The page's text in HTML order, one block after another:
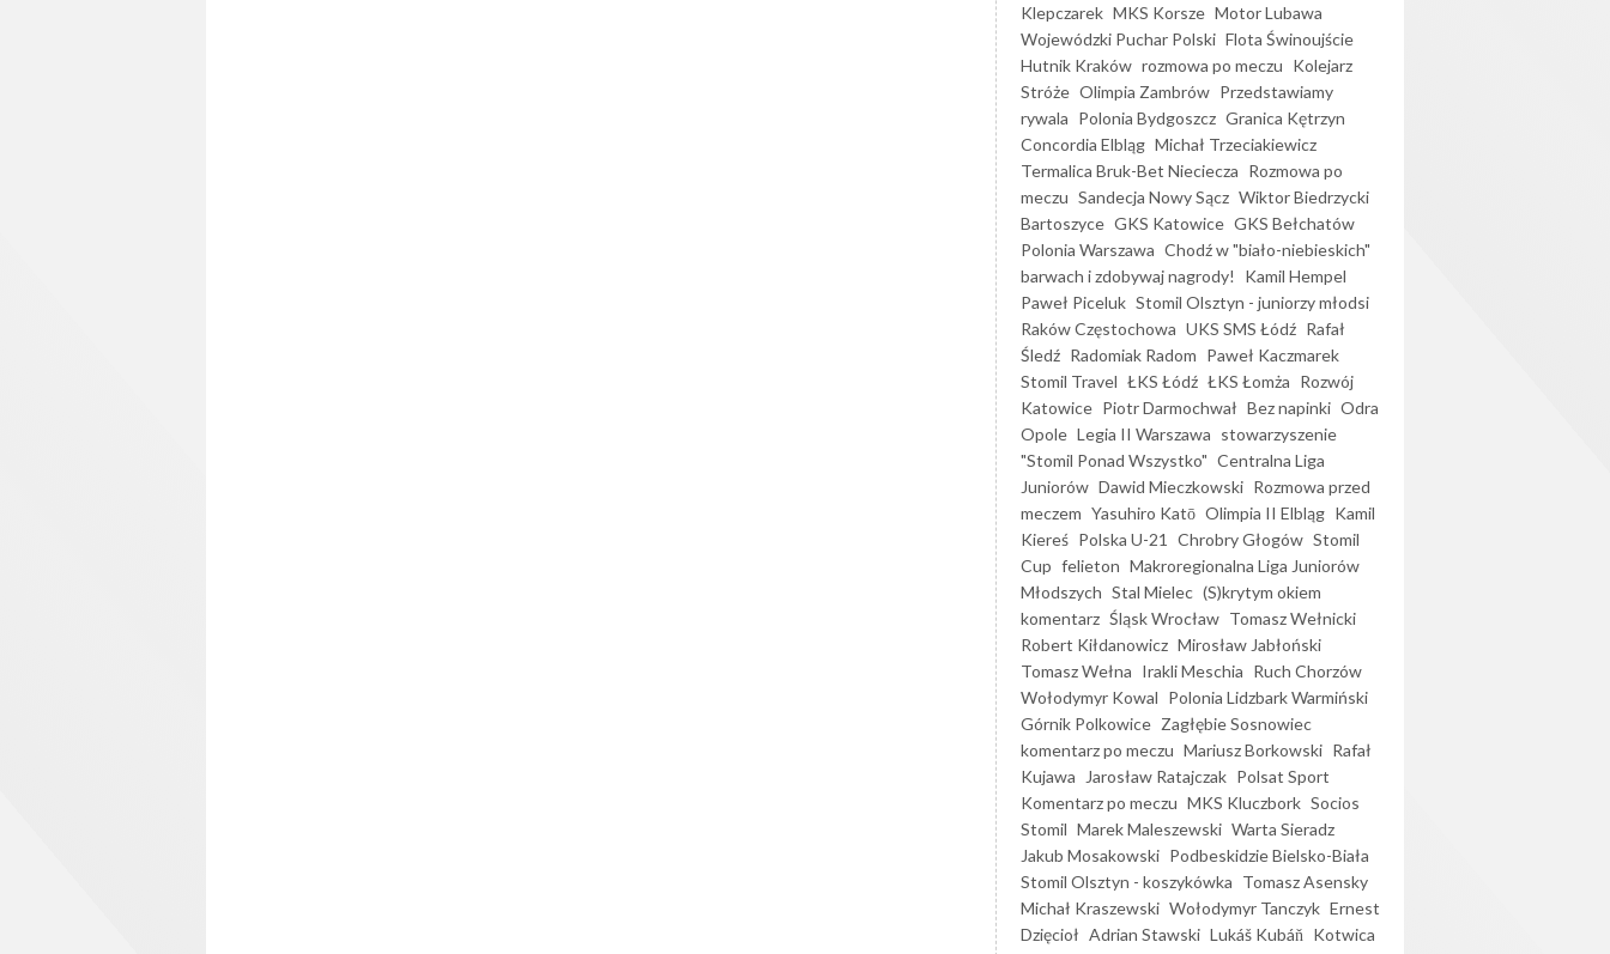
Klepczarek MKS Korsze Motor Lubawa
Wojewódzki Puchar Polski Flota Świnoujście
Hutnik Kraków rozmowa po meczu Kolejarz
Stróże Olimpia Zambrów Przedstawiamy
rywala Polonia Bydgoszcz Granica Kętrzyn
Concordia Elbląg Michał Trzeciakiewicz
Termalica Bruk-Bet Nieciecza Rozmowa po
meczu Sandecja Nowy Sącz Wiktor Biedrzycki
Bartoszyce GKS Katowice GKS Bełchatów
Polonia Warszawa Chodź w "biało-niebieskich"
barwach i zdobywaj nagrody!
Kamil Hempel
Paweł Piceluk Stomil Olsztyn - juniorzy młodsi
Raków Częstochowa UKS SMS Łódź Rafał
Śledź Radomiak Radom Paweł Kaczmarek
Stomil Travel ŁKS Łódź ŁKS Łomża Rozwój
Katowice Piotr Darmochwał Bez napinki Odra
Opole Legia II Warszawa stowarzyszenie
"Stomil Ponad Wszystko" Centralna Liga
Juniorów Dawid Mieczkowski Rozmowa przed
meczem Yasuhiro Katō Olimpia II Elbląg Kamil
Kiereś Polska U-21 Chrobry Głogów Stomil
Cup felieton Makroregionalna Liga Juniorów
Młodszych Stal Mielec (S)krytym okiem
komentarz Śląsk Wrocław Tomasz Wełnicki
Robert Kiłdanowicz Mirosław Jabłoński
Tomasz Wełna Irakli Meschia Ruch Chorzów
Wołodymyr Kowal Polonia Lidzbark Warmiński
Górnik Polkowice Zagłębie Sosnowiec
komentarz po meczu Mariusz Borkowski Rafał
Kujawa
Jarosław Ratajczak Polsat Sport
Komentarz po meczu MKS Kluczbork Socios
Stomil Marek Maleszewski Warta Sieradz
Jakub Mosakowski Podbeskidzie Bielsko-Biała
Stomil Olsztyn - koszykówka Tomasz Asensky
Michał Kraszewski Wołodymyr Tanczyk Ernest
Dzięcioł Adrian Stawski Lukáš Kubáň Kotwica